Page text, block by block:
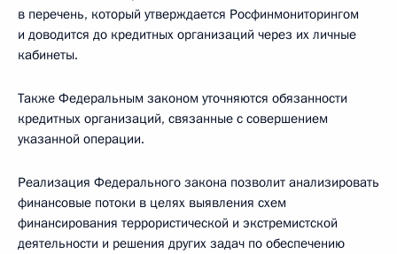
в перечень, который утверждается Росфинмониторингом
и доводится до кредитных организаций через их личные
кабинеты.
Также Федеральным законом уточняются обязанности
кредитных организаций, связанные с совершением
указанной операции.
Реализация Федерального закона позволит анализировать
финансовые потоки в целях выявления схем
финансирования террористической и экстремистской
деятельности и решения других задач по обеспечению